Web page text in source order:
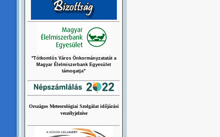
"Tótkomlós Város Önkormányzatatát a
Magyar Élelmiszerbank Egyesület
támogatja"
Országos Meteorológiai Szolgálat időjárási
veszélyjelzése